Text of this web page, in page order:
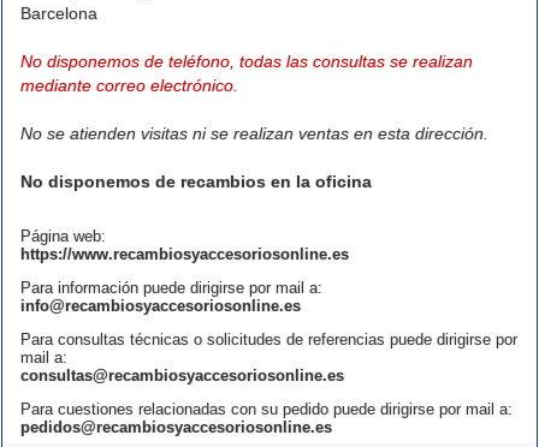
Barcelona
No disponemos de teléfono, todas las consultas se realizan
mediante correo electrónico.
No se atienden visitas ni se realizan ventas en esta dirección.
No disponemos de recambios en la oficina
Página web:
https://www.recambiosyaccesoriosonline.es
Para información puede dirigirse por mail a:
info@recambiosyaccesoriosonline.es
Para consultas técnicas o solicitudes de referencias puede dirigirse por
mail a:
consultas@recambiosyaccesoriosonline.es
Para cuestiones relacionadas con su pedido puede dirigirse por mail a:
pedidos@recambiosyaccesoriosonline.es